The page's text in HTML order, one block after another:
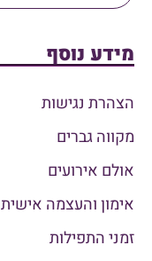
מידע נוסף
הצהרת נגישות
מקווה גברים
אולם אירועים
אימון והעצמה אישית
זמני התפילות